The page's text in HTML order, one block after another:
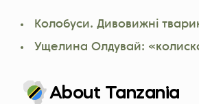
Колобуси. Дивовижні
Ущелина Олдувай:
About Tanzania